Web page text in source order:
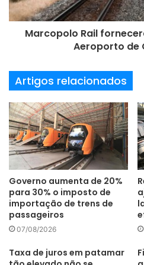
pandemia. Após recuo em
em agosto, com alta de 23,9%
todo foram 29,4 mil
que em agosto do ano
é outro que colhe bons
carência de certos insumos. A
unidades cresceu 1,1% sobre
13 mil unidades representaram
anterior.
abastecimento
Desempenho
semicondutores
Marcopolo Rail
Aeroporto de
Artigos relacionados
Governo aumenta de 20%
para 30% o imposto de
importação de trens de
passageiros
07/08/2026
Taxa de juros em patamar